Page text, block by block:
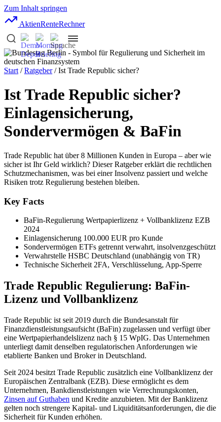
Zum Inhalt springen
AktienRenteRechner
Start /Ratgeber/ Ist Trade Republic sicher?
Ist Trade Republic sicher?
Einlagensicherung,
Sondervermögen & BaFin
Trade Republic hat über 8 Millionen Kunden in Europa – aber wie
sicher ist Ihr Geld wirklich? Dieser Ratgeber erklärt die rechtlichen
Schutzmechanismen, was bei einer Insolvenz passiert und welche
Risiken trotz Regulierung bestehen bleiben.
Key Facts
BaFin-Regulierung Wertpapierlizenz + Vollbanklizenz EZB
2024
Einlagensicherung 100.000 EUR pro Kunde
Sondervermögen ETFs getrennt verwahrt, insolvenzgeschützt
Verwahrstelle HSBC Deutschland (unabhängig von TR)
Technische Sicherheit 2FA, Verschlüsselung, App-Sperre
Trade Republic Regulierung: BaFin-
Lizenz und Vollbanklizenz
Trade Republic ist seit 2019 durch die Bundesanstalt für
Finanzdienstleistungsaufsicht (BaFin) zugelassen und verfügt über
eine Wertpapierhandelslizenz nach § 15 WpIG. Das Unternehmen
unterliegt damit denselben regulatorischen Anforderungen wie
etablierte Banken und Broker in Deutschland.
Seit 2024 besitzt Trade Republic zusätzlich eine Vollbanklizenz der
Europäischen Zentralbank (EZB). Diese ermöglicht es dem
Unternehmen, Bankdienstleistungen wie Verrechnungskonten,
Zinsen auf Guthaben und Kredite anzubieten. Mit der Banklizenz
gelten noch strengere Kapital- und Liquiditätsanforderungen, die die
Sicherheit für Kunden erhöhen.